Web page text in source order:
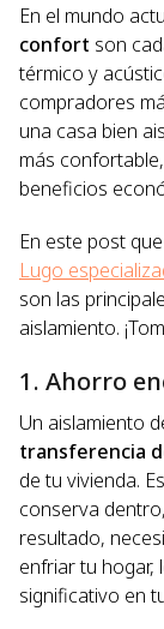
En el mundo
confort son
térmico y
compradores
una casa bien
más
beneficios
En este post
Lugo
son las
aislamiento.
1. Ahorro
Un aislamiento
transferencia
de tu vivienda.
conserva
resultado,
enfriar tu hogar,
significativo en